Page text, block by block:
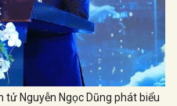
tử Nguyễn Ngọc Dũng phát biểu